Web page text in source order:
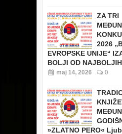
ZA TRI
2026
EVROPSKE UNIJE“
BOLJI OD NAJBOLJIH
maj 14, 2026 0
»ZLATNO PERO«